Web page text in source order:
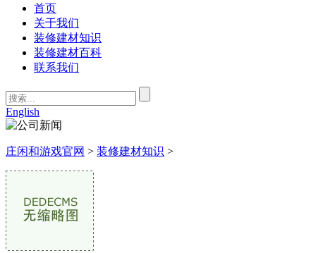
首页
关于我们
装修建材知识
装修建材百科
联系我们
English
庄闲和游戏官网 > 装修建材知识 >